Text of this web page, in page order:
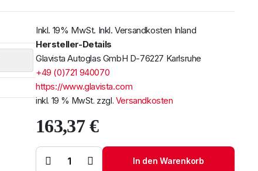
Um alle reduzierten
Inkl. 19% MwSt. Inkl. Versandkosten Inland
Hersteller-Details
Glavista Autoglas GmbH D-76227 Karlsruhe
+49 (0)721 940070
https://www.glavista.com
inkl. 19 % MwSt. zzgl. Versandkosten
163,37€
Frontscheibe FIAT
500 Cabrio 15- +
In den Warenkorb